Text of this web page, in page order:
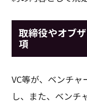
取締役やオブ
項
VC等が、ベンチ
し、また、ベンチ